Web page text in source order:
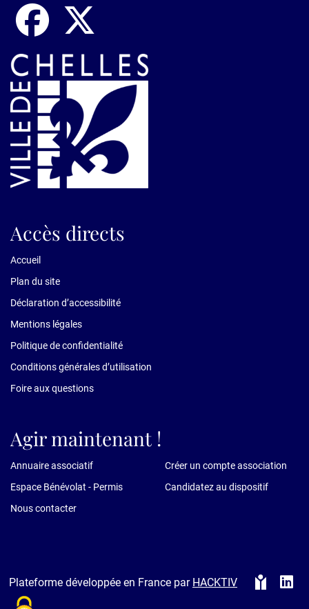
Accès directs
Accueil
Plan du site
Déclaration d’accessibilité
Mentions légales
Politique de confidentialité
Conditions générales d’utilisation
Foire aux questions
Agir maintenant !
Annuaire associatif
Espace Bénévolat - Permis
Nous contacter
Créer un compte association
Candidatez au dispositif
Plateforme développée en France par HACKTIV